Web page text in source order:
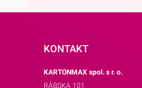
ohúrite každého. Navyše tortu
atmosféru, či už ide o narodeniny,
KONTAKT
KARTONMAX spol. s r. o.
RÁBSKA 101